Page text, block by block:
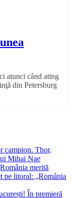
atunci când ating
din Petersburg
campion. Thor,
Mihai Nae
merită
pe litoral: „România
În premieră